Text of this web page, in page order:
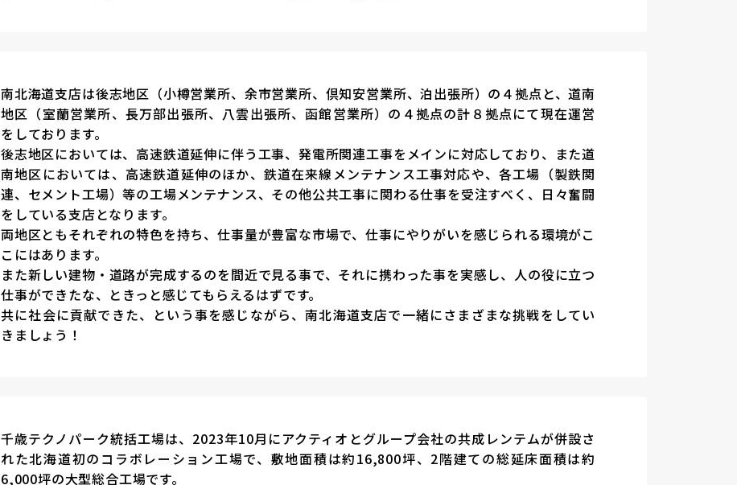
南北海道支店は後志地区（小樽営業所、余市営業所、倶知安営業所、泊出張所）の４拠点と、道南
地区（室蘭営業所、長万部出張所、八雲出張所、函館営業所）の４拠点の計８拠点にて現在運営
をしております。
後志地区においては、高速鉄道延伸に伴う工事、発電所関連工事をメインに対応しており、また道
南地区においては、高速鉄道延伸のほか、鉄道在来線メンテナンス工事対応や、各工場（製鉄関
連、セメント工場）等の工場メンテナンス、その他公共工事に関わる仕事を受注すべく、日々奮闘
をしている支店となります。
両地区ともそれぞれの特色を持ち、仕事量が豊富な市場で、仕事にやりがいを感じられる環境がこ
こにはあります。
また新しい建物・道路が完成するのを間近で見る事で、それに携わった事を実感し、人の役に立つ
仕事ができたな、ときっと感じてもらえるはずです。
共に社会に貢献できた、という事を感じながら、南北海道支店で一緒にさまざまな挑戦をしてい
きましょう！
千歳テクノパーク統括工場は、2023年10月にアクティオとグループ会社の共成レンテムが併設さ
れた北海道初のコラボレーション工場で、敷地面積は約16,800坪、2階建ての総延床面積は約
6,000坪の大型総合工場です。